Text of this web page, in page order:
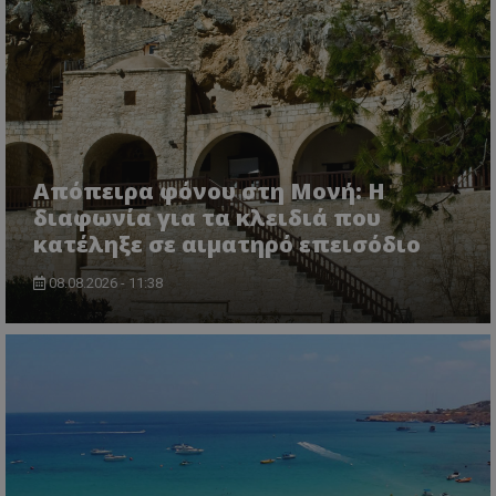
Απόπειρα φόνου στη Μονή: Η
διαφωνία για τα κλειδιά που
κατέληξε σε αιματηρό επεισόδιο
08.08.2026 - 11:38
ASP.NET_SessionId
Microsoft Corporation